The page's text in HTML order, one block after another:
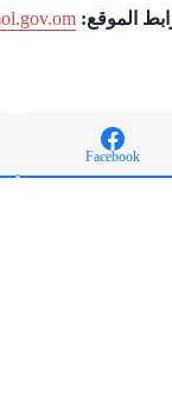
الموقع:
Facebook